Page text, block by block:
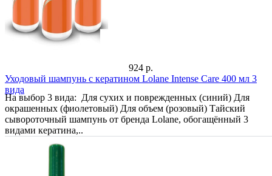
924 р.
Уходовый шампунь с кератином Lolane Intense Care 400 мл 3
вида
На выбор 3 вида: Для сухих и поврежденных (синий) Для
окрашенных (фиолетовый) Для объем (розовый) Тайский
сывороточный шампунь от бренда Lolane, обогащённый 3
видами кератина,..